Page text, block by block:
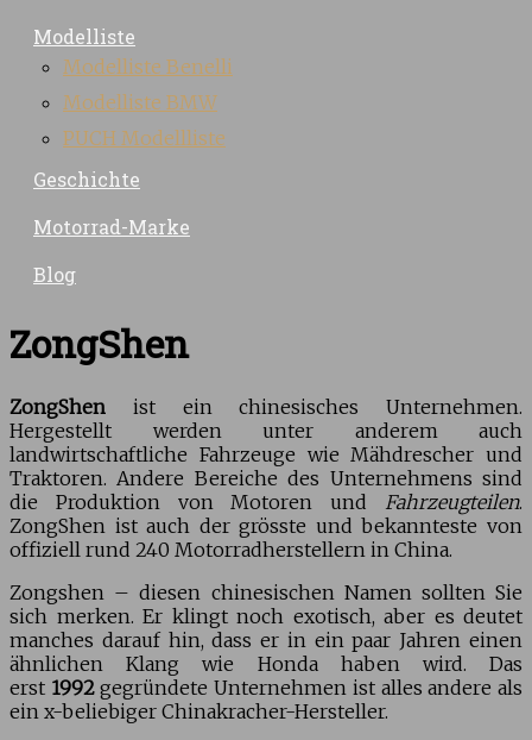
Modelliste
Modelliste Benelli
Modelliste BMW
PUCH Modellliste
Geschichte
Motorrad-Marke
Blog
ZongShen
ZongShen ist ein chinesisches Unternehmen.
Hergestellt werden unter anderem auch
landwirtschaftliche Fahrzeuge wie Mähdrescher und
Traktoren. Andere Bereiche des Unternehmens sind
die Produktion von Motoren und Fahrzeugteilen.
ZongShen ist auch der grösste und bekannteste von
offiziell rund 240 Motorradherstellern in China.
Zongshen – diesen chinesischen Namen sollten Sie
sich merken. Er klingt noch exotisch, aber es deutet
manches darauf hin, dass er in ein paar Jahren einen
ähnlichen Klang wie Honda haben wird. Das
erst 1992gegründete Unternehmen ist alles andere als
ein x-beliebiger Chinakracher-Hersteller.